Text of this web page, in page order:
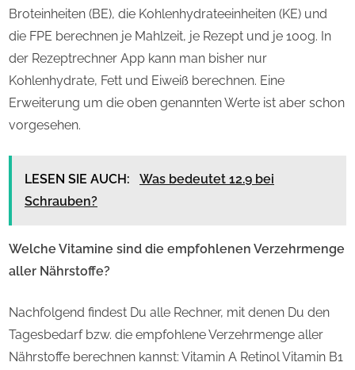
Broteinheiten (BE), die Kohlenhydrateeinheiten (KE) und
die FPE berechnen je Mahlzeit, je Rezept und je 100g. In
der Rezeptrechner App kann man bisher nur
Kohlenhydrate, Fett und Eiweiß berechnen. Eine
Erweiterung um die oben genannten Werte ist aber schon
vorgesehen.
LESEN SIE AUCH:
Was bedeutet 12.9 bei
Schrauben?
Welche Vitamine sind die empfohlenen Verzehrmenge
aller Nährstoffe?
Nachfolgend findest Du alle Rechner, mit denen Du den
Tagesbedarf bzw. die empfohlene Verzehrmenge aller
Nährstoffe berechnen kannst: Vitamin A Retinol Vitamin B1